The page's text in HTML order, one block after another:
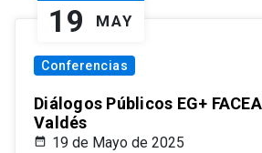
19 MAY
Conferencias
Diálogos Públicos EG+
Valdés
19 de Mayo de 2025